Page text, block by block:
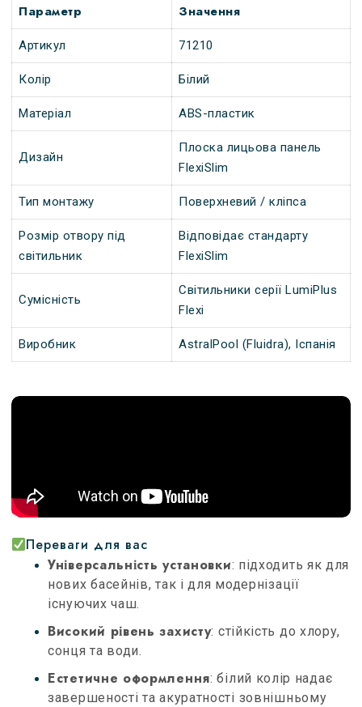
Параметр
Значення
Артикул 71210
Колір Білий
Матеріал ABS-пластик
Дизайн
Плоска лицьова панель
FlexiSlim
Тип монтажу Поверхневий / кліпса
Розмір отвору під
світильник
Відповідає стандарту
FlexiSlim
Сумісність
Світильники серії LumiPlus
Flexi
Виробник AstralPool (Fluidra), Іспанія
Переваги для вас
Універсальність установки: підходить як для
нових басейнів, так і для модернізації
існуючих чаш.
Високий рівень захисту: стійкість до хлору,
сонця та води.
Естетичне оформлення: білий колір надає
завершеності та акуратності зовнішньому